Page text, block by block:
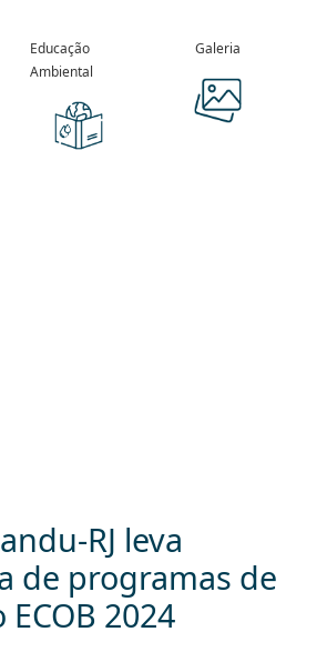
Educação
Ambiental
Galeria
RJ leva
de programas de
2024